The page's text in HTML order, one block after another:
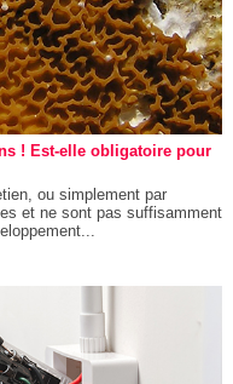
! Est-elle obligatoire pour
ou simplement par
et ne sont pas suffisamment